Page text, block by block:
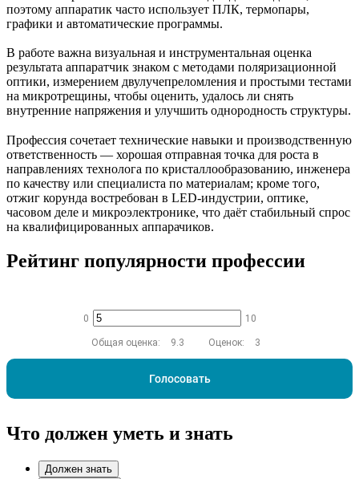
поэтому аппаратик часто использует ПЛК, термопары,
графики и автоматические программы.
В работе важна визуальная и инструментальная оценка
результата аппаратчик знаком с методами поляризационной
оптики, измерением двулучепреломления и простыми тестами
на микротрещины, чтобы оценить, удалось ли снять
внутренние напряжения и улучшить однородность структуры.
Профессия сочетает технические навыки и производственную
ответственность — хорошая отправная точка для роста в
направлениях технолога по кристаллообразованию, инженера
по качеству или специалиста по материалам; кроме того,
отжиг корунда востребован в LED‑индустрии, оптике,
часовом деле и микроэлектронике, что даёт стабильный спрос
на квалифицированных аппарачиков.
Рейтинг популярности профессии
0 10
Общая оценка: 9.3 Оценок: 3
Голосовать
Что должен уметь и знать
Должен знать